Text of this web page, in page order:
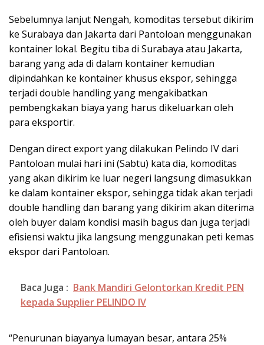
Sebelumnya lanjut Nengah, komoditas tersebut dikirim
ke Surabaya dan Jakarta dari Pantoloan menggunakan
kontainer lokal. Begitu tiba di Surabaya atau Jakarta,
barang yang ada di dalam kontainer kemudian
dipindahkan ke kontainer khusus ekspor, sehingga
terjadi double handling yang mengakibatkan
pembengkakan biaya yang harus dikeluarkan oleh
para eksportir.
Dengan direct export yang dilakukan Pelindo IV dari
Pantoloan mulai hari ini (Sabtu) kata dia, komoditas
yang akan dikirim ke luar negeri langsung dimasukkan
ke dalam kontainer ekspor, sehingga tidak akan terjadi
double handling dan barang yang dikirim akan diterima
oleh buyer dalam kondisi masih bagus dan juga terjadi
efisiensi waktu jika langsung menggunakan peti kemas
ekspor dari Pantoloan.
Baca Juga : Bank Mandiri Gelontorkan Kredit PEN
kepada Supplier PELINDO IV
“Penurunan biayanya lumayan besar, antara 25%